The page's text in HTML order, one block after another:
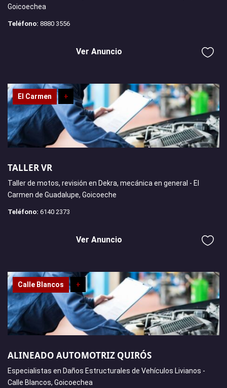
Goicoechea
Teléfono: 8880 3556
Ver Anuncio
El Carmen +
TALLER VR
Taller de motos, revisión en Dekra, mecánica en general - El
Carmen de Guadalupe, Goicoeche
Teléfono: 6140 2373
Ver Anuncio
Calle Blancos +
ALINEADO AUTOMOTRIZ QUIRÓS
Especialistas en Daños Estructurales de Vehículos Livianos -
Calle Blancos, Goicoechea